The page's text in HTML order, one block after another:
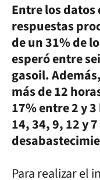
Entre los
respuestas
de un 31% de
esperó entre
gasoil.
más de 12
17% entre 2 y
14, 34, 9, 12 y
Para realizar el